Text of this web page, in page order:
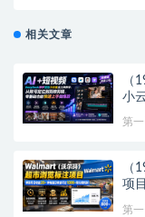
相关文章
（
小
第
（
项
第